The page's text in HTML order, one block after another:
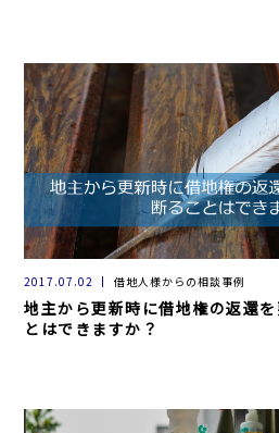
2017.07.02 借地人様からの相談事例
地主から更新時に借地権の返還
とはできますか？